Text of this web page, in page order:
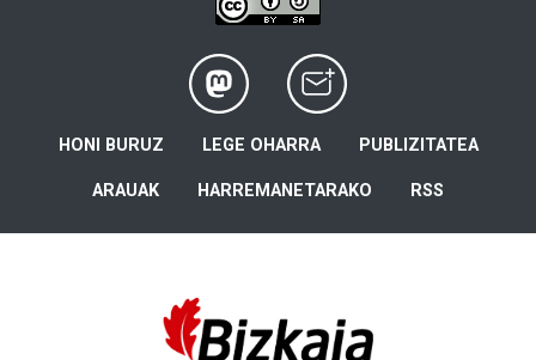
HONI BURUZ LEGE OHARRA PUBLIZITATEA
ARAUAK HARREMANETARAKO RSS